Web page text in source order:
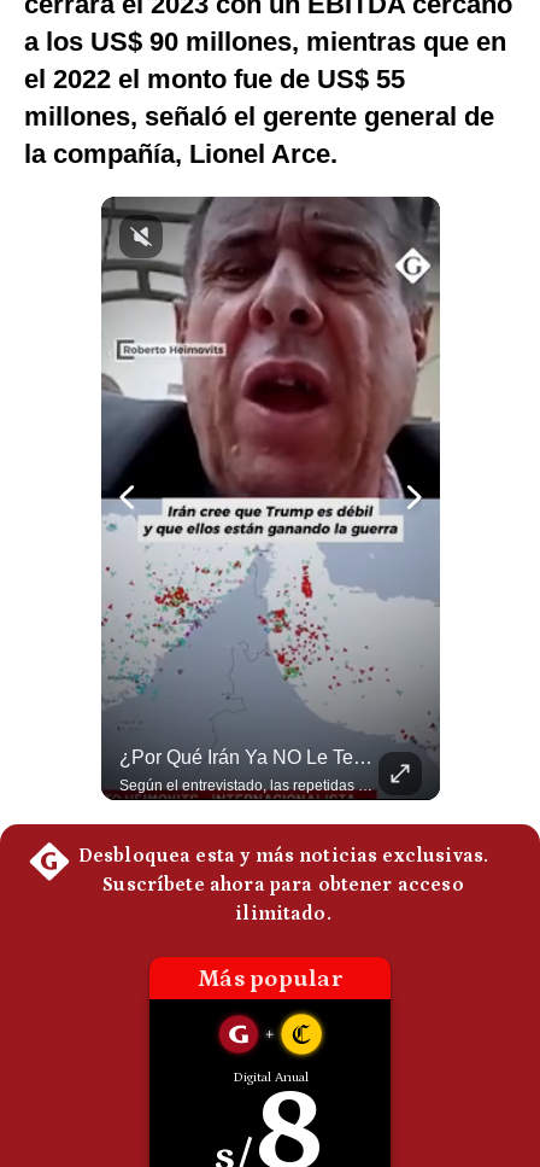
Mix
Notas Contratadas
Podcast
Gestión TV
Fotogalerías
Privacidad
a los US$ 90 millones, mientras que en
el 2022 el monto fue de US$ 55
millones, señaló el gerente general de
la compañía, Lionel Arce.
¿Por Qué Irán Ya NO Le Teme A Donald Trump? | #radar24